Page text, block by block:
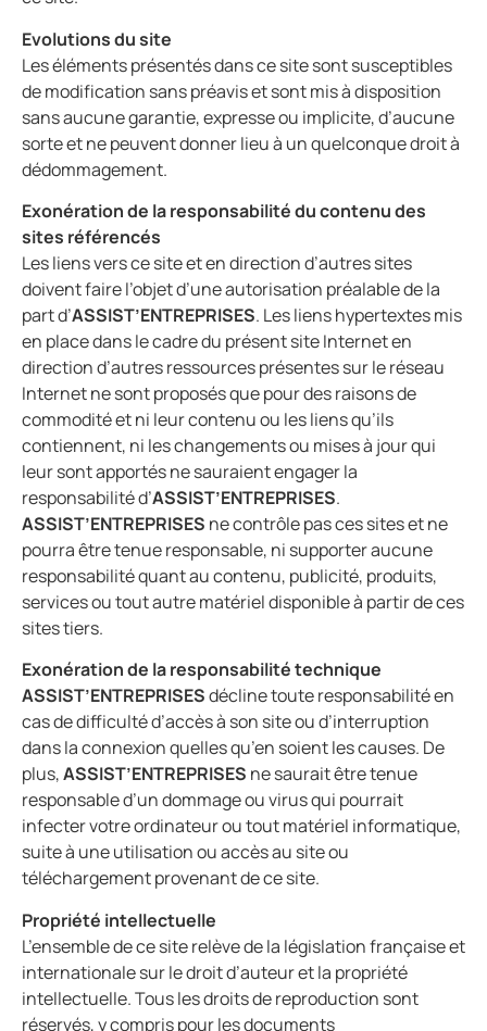
Evolutions du site
Les éléments présentés dans ce site sont susceptibles
de modification sans préavis et sont mis à disposition
sans aucune garantie, expresse ou implicite, d’aucune
sorte et ne peuvent donner lieu à un quelconque droit à
dédommagement.
Exonération de la responsabilité du contenu des
sites référencés
Les liens vers ce site et en direction d’autres sites
doivent faire l’objet d’une autorisation préalable de la
part d’ASSIST’ENTREPRISES. Les liens hypertextes mis
en place dans le cadre du présent site Internet en
direction d’autres ressources présentes sur le réseau
Internet ne sont proposés que pour des raisons de
commodité et ni leur contenu ou les liens qu’ils
contiennent, ni les changements ou mises à jour qui
leur sont apportés ne sauraient engager la
responsabilité d’ASSIST’ENTREPRISES.
ASSIST’ENTREPRISES ne contrôle pas ces sites et ne
pourra être tenue responsable, ni supporter aucune
responsabilité quant au contenu, publicité, produits,
services ou tout autre matériel disponible à partir de ces
sites tiers.
Exonération de la responsabilité technique
ASSIST’ENTREPRISESdécline toute responsabilité en
cas de difficulté d’accès à son site ou d’interruption
dans la connexion quelles qu’en soient les causes. De
plus,ASSIST’ENTREPRISES ne saurait être tenue
responsable d’un dommage ou virus qui pourrait
infecter votre ordinateur ou tout matériel informatique,
suite à une utilisation ou accès au site ou
téléchargement provenant de ce site.
Propriété intellectuelle
L’ensemble de ce site relève de la législation française et
internationale sur le droit d’auteur et la propriété
intellectuelle. Tous les droits de reproduction sont
réservés, y compris pour les documents